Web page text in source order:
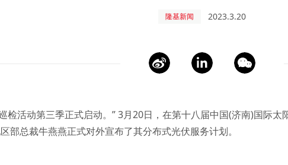
隆基新闻 2023.3.20
巡检活动第三季正式启动。” 3月20日，在第十八届中国(济南)国际
部总裁牛燕燕正式对外宣布了其分布式光伏服务计划。